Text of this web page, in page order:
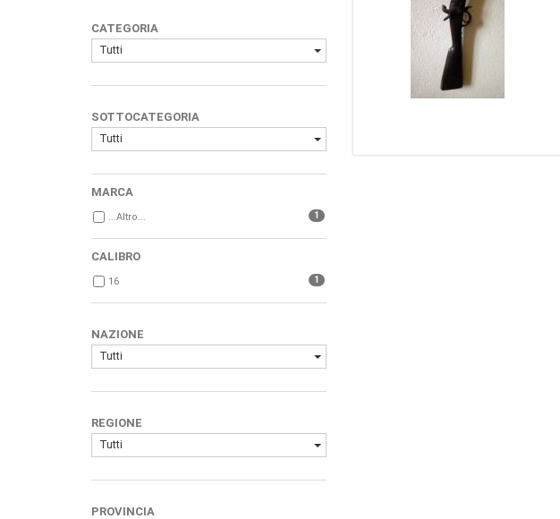
CATEGORIA
Tutti
SOTTOCATEGORIA
Tutti
MARCA
...Altro... 1
CALIBRO
16 1
NAZIONE
Tutti
REGIONE
Tutti
PROVINCIA